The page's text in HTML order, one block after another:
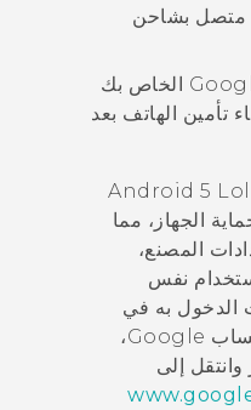
متصل بشاحن
الخاص بك
تأمين الهاتف بعد
Android 5
الجهاز، مما
المصنع،
نفس
الدخول به في
Google،
إلى